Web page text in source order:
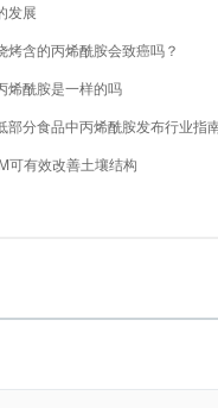
发展
烤含的丙烯酰胺会致癌吗？
烯酰胺是一样的吗
部分食品中丙烯酰胺发布行业指
可有效改善土壤结构